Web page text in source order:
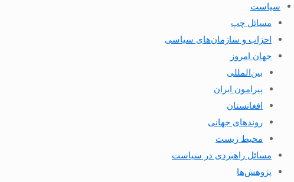
سیاست
مسائل چپ
احزاب و سازمان‌های سیاسی
جهان امروز
بین‌المللی
پیرامون ایران
افغانستان
روندهای جهانی
محیط زیست
مسائل راهبردی در سیاست
پژوهش‌ها